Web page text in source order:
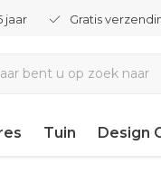
jaar Gratis
Tuin Design